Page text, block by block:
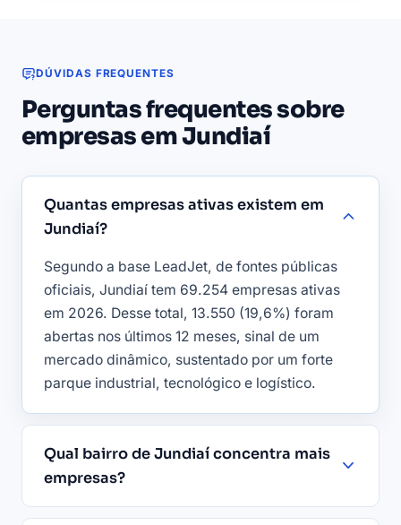
DÚVIDAS FREQUENTES
Perguntas frequentes sobre
empresas em Jundiaí
Quantas empresas ativas existem em
Jundiaí?
Segundo a base LeadJet, de fontes públicas
oficiais, Jundiaí tem 69.254 empresas ativas
em 2026. Desse total, 13.550 (19,6%) foram
abertas nos últimos 12 meses, sinal de um
mercado dinâmico, sustentado por um forte
parque industrial, tecnológico e logístico.
Qual bairro de Jundiaí concentra mais
empresas?